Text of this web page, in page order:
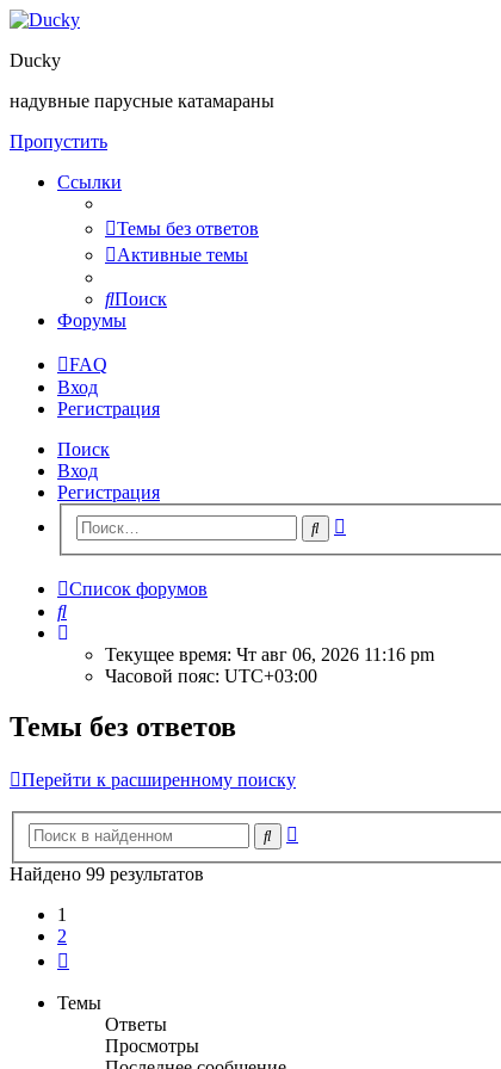
Ducky
надувные парусные катамараны
Пропустить
Ссылки
Темы без ответов
Активные темы
Поиск
Форумы
FAQ
Вход
Регистрация
Поиск
Вход
Регистрация
Поиск
Список форумов
Поиск
Текущее время: Чт авг 06, 2026 11:16 pm
Часовой пояс: UTC+03:00
Темы без ответов
Перейти к расширенному поиску
Поиск
Найдено 99 результатов
1
2
Темы
Ответы
Просмотры